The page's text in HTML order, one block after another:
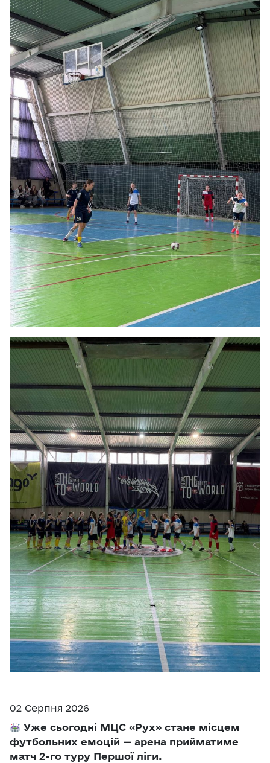
02 Серпня 2026
Уже сьогодні МЦС «Рух» стане місцем
футбольних емоцій — арена прийматиме
матч 2-го туру Першої ліги.